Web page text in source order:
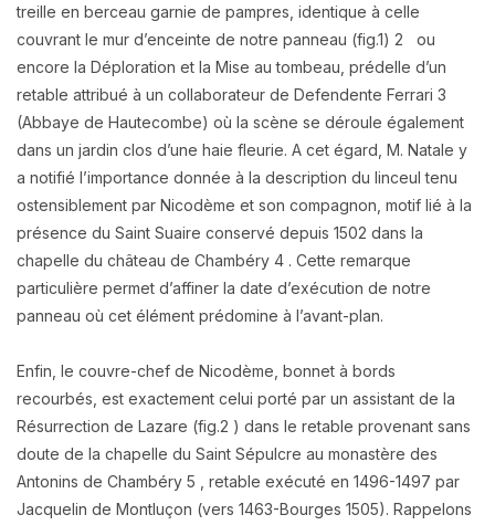
treille en berceau garnie de pampres, identique à celle
couvrant le mur d’enceinte de notre panneau (fig.1) 2 ou
encore la Déploration et la Mise au tombeau, prédelle d’un
retable attribué à un collaborateur de Defendente Ferrari 3
(Abbaye de Hautecombe) où la scène se déroule également
dans un jardin clos d’une haie fleurie. A cet égard, M. Natale y
a notifié l’importance donnée à la description du linceul tenu
ostensiblement par Nicodème et son compagnon, motif lié à la
présence du Saint Suaire conservé depuis 1502 dans la
chapelle du château de Chambéry 4 . Cette remarque
particulière permet d’affiner la date d’exécution de notre
panneau où cet élément prédomine à l’avant-plan.
Enfin, le couvre-chef de Nicodème, bonnet à bords
recourbés, est exactement celui porté par un assistant de la
Résurrection de Lazare (fig.2 ) dans le retable provenant sans
doute de la chapelle du Saint Sépulcre au monastère des
Antonins de Chambéry 5 , retable exécuté en 1496-1497 par
Jacquelin de Montluçon (vers 1463-Bourges 1505). Rappelons